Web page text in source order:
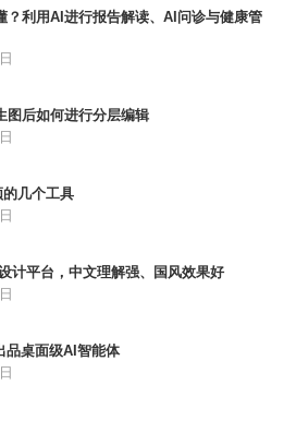
？利用AI进行报告解读、AI问诊与健康管
图后如何进行分层编辑
几个工具
计平台，中文理解强、国风效果好
品桌面级AI智能体